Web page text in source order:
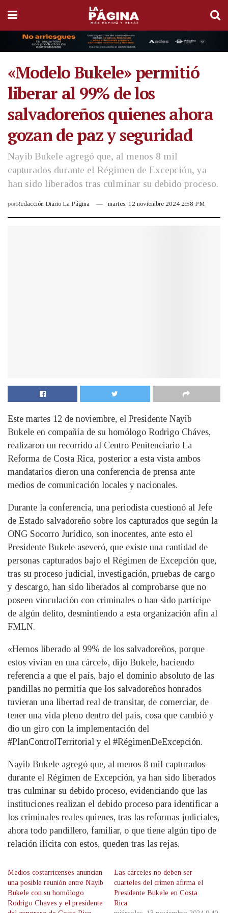
«Modelo Bukele» permitió
liberar al 99% de los
salvadoreños quienes ahora
gozan de paz y seguridad
Nayib Bukele agregó que, al menos 8 mil
capturados durante el Régimen de Excepción, ya
han sido liberados tras culminar su debido proceso.
porRedacción Diario La Página martes, 12 noviembre 2024 2:58 PM
Este martes 12 de noviembre, el Presidente Nayib
Bukele en compañía de su homólogo Rodrigo Cháves,
realizaron un recorrido al Centro Penitenciario La
Reforma de Costa Rica, posterior a esta vista ambos
mandatarios dieron una conferencia de prensa ante
medios de comunicación locales y nacionales.
Durante la conferencia, una periodista cuestionó al Jefe
de Estado salvadoreño sobre los capturados que según la
ONG Socorro Jurídico, son inocentes, ante esto el
Presidente Bukele aseveró, que existe una cantidad de
personas capturados bajo el Régimen de Excepción que,
tras su proceso judicial, investigación, pruebas de cargo
y descargo, han sido liberados al comprobarse que no
poseen vinculación con criminales o han sido partícipe
de algún delito, desmintiendo a esta organización afín al
FMLN.
«Hemos liberado al 99% de los salvadoreños, porque
estos vivían en una cárcel», dijo Bukele, haciendo
referencia a que el país, bajo el dominio absoluto de las
pandillas no permitía que los salvadoreños honrados
tuvieran una libertad real de transitar, de comerciar, de
tener una vida pleno dentro del país, cosa que cambió y
dio un giro con la implementación del
#PlanControlTerritorial y el #RégimenDeExcepción.
Nayib Bukele agregó que, al menos 8 mil capturados
durante el Régimen de Excepción, ya han sido liberados
tras culminar su debido proceso, evidenciando que las
instituciones realizan el debido proceso para identificar a
los criminales reales quienes, tras las reformas judiciales,
ahora todo pandillero, familiar, o que tiene algún tipo de
relación ilícita con estos, queden tras las rejas.
Medios costarricenses anuncian
una posible reunión entre Nayib
Bukele con su homólogo
Rodrigo Chaves y el presidente
Las cárceles no deben ser
cuarteles del crimen afirma el
Presidente Bukele en Costa
Rica